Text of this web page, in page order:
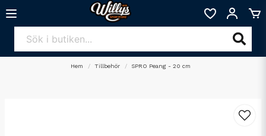
Hem Tillbehör SPRO Peang - 20 cm